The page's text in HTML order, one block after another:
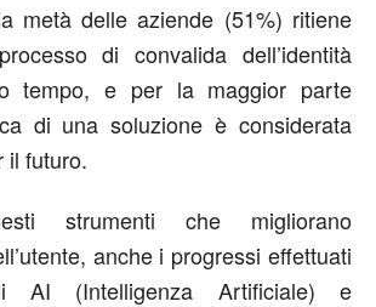
metà delle aziende (51%) ritiene
di convalida dell’identità
tempo, e per la maggior parte
di una soluzione è considerata
il futuro.
strumenti che migliorano
anche i progressi effettuati
AI (Intelligenza Artificiale) e